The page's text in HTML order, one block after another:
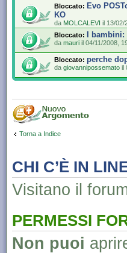
Bloccato: Evo
KO
da MOLCALEVI il 13/02/
Bloccato: I bambini:
da mauri il 04/11/2008,
Bloccato: perche
da giovannipossemato il
Torna a Indice
CHI C’È IN
Visitano il
PERMESSI
Non puoi